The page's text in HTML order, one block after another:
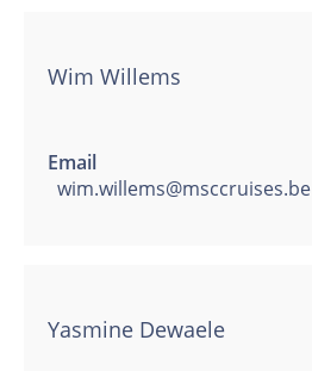
Wim Willems
Email
wim.willems@msccruises.be
Yasmine Dewaele